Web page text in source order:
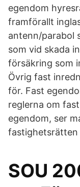
egendom
framförallt
antenn/parabol
som vid skada
försäkring som
Övrig fast
för. Fast
reglerna om
egendom, ser
fastighetsrätten
SOU